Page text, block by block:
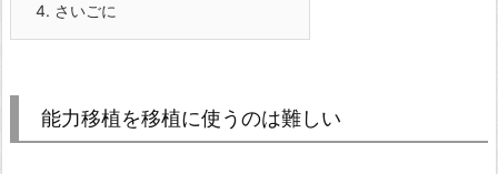
4. さいごに
能力移植を移植に使うのは難しい